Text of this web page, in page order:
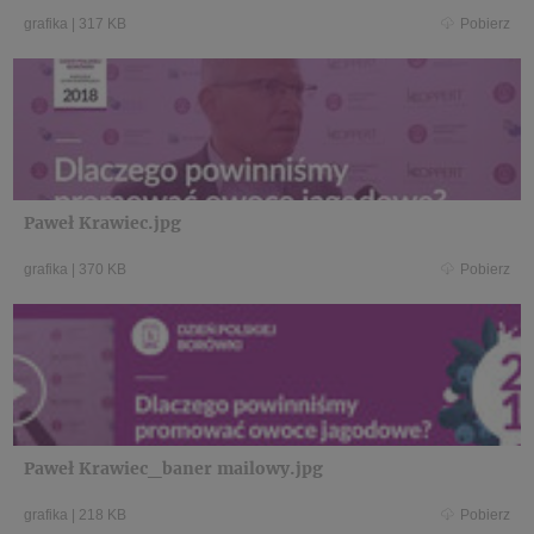
grafika | 317 KB Pobierz
Paweł Krawiec.jpg
grafika | 370 KB Pobierz
Paweł Krawiec_baner mailowy.jpg
grafika | 218 KB Pobierz